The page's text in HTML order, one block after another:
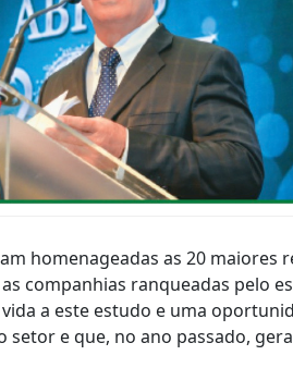
homenageadas as 20 maiores
companhias ranqueadas pelo
a este estudo e uma
setor e que, no ano passado,